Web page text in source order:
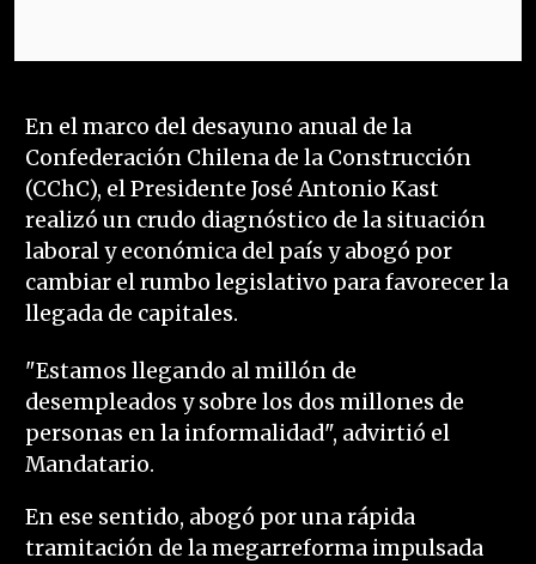
En el marco del desayuno anual de la
Confederación Chilena de la Construcción
(CChC), el Presidente José Antonio Kast
realizó un crudo diagnóstico de la situación
laboral y económica del país y abogó por
cambiar el rumbo legislativo para favorecer la
llegada de capitales.
"Estamos llegando al millón de
desempleados y sobre los dos millones de
personas en la informalidad", advirtió el
Mandatario.
En ese sentido, abogó por una rápida
tramitación de la megarreforma impulsada